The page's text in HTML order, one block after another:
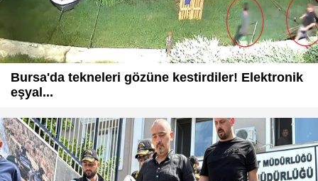
Bursa'da tekneleri gözüne kestirdiler! Elektronik
eşyal...